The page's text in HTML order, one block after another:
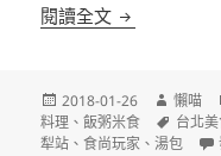
閱讀全文 [台北]明月湯
發
佈
日
2018-01-26
作
者
懶喵
料理 、飯粥米食
標
籤
台北
犁站 、食尚玩家 、湯包